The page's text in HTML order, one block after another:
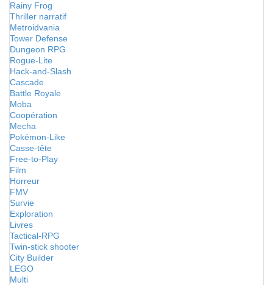
Rainy Frog
Thriller narratif
Metroidvania
Tower Defense
Dungeon RPG
Rogue-Lite
Hack-and-Slash
Cascade
Battle Royale
Moba
Coopération
Mecha
Pokémon-Like
Casse-tête
Free-to-Play
Film
Horreur
FMV
Survie
Exploration
Livres
Tactical-RPG
Twin-stick shooter
City Builder
LEGO
Multi